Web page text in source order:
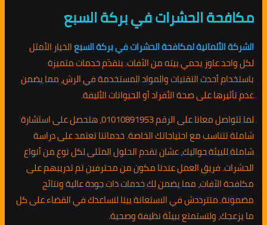
مكافحة الحشرات في بركة السبع
الشركة الألمانية لمكافحة الحشرات في بركة السبعالخيار الأمثل
لكل واحد عاوز يحمي بيته من الآفات. بنقدّم خدمات متميزة
باستخدام أحدث التقنيات والمواد المستخدمة في الرش، مما يضمن
عدم تأثيرها على صحة الأفراد أو الحيوانات الأليفة.
لما تتواصل معانا على الرقم 01010891953، هتحصل على استشارة
شاملة تتناسب مع احتياجاتك الخاصة. خدماتنا تعتمد على دراسة
شاملة للبيئة حواليك، عشان نقدم الحلول المثلى لكل نوع من أنواع
الحشرات. فريق العمل عندنا مكون من محترفين تم تدريبهم على
مكافحة الآفات، مما يضمن لك خدمات ذات جودة عالية ونتائج
مضمونة. متترددش في الاستعانة بينا لنساعدك في القضاء على كل
ما يزعجك، ولتستمتع ببيئة نظيفة وصحية.